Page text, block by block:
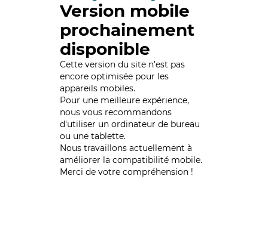
Version mobile
prochainement
disponible
Cette version du site n’est pas
encore optimisée pour les
appareils mobiles.
Pour une meilleure expérience,
nous vous recommandons
d'utiliser un ordinateur de bureau
ou une tablette.
Nous travaillons actuellement à
améliorer la compatibilité mobile.
Merci de votre compréhension !